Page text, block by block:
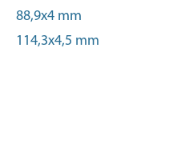
88,9x4 mm
114,3x4,5 mm